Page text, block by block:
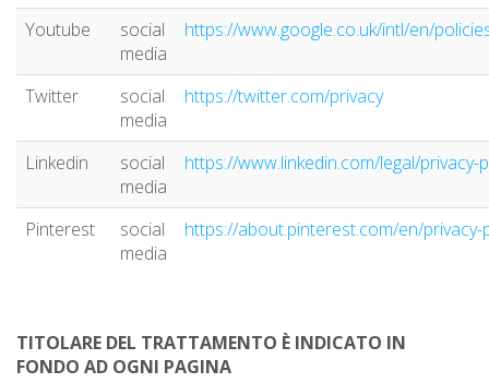
Youtube
social
media
https://www.google.co.uk/intl/en/
Twitter
social
media
https://twitter.com/privacy
Linkedin
social
media
https://www.linkedin.com/legal/privacy-
Pinterest
social
media
https://about.pinterest.com/en/privacy-
TITOLARE DEL TRATTAMENTO È INDICATO IN
FONDO AD OGNI PAGINA